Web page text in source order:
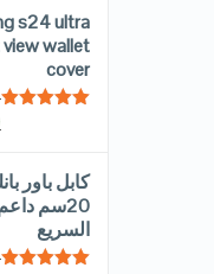
s24 ultra
wallet
cover
كابل باور
20سم
السريع